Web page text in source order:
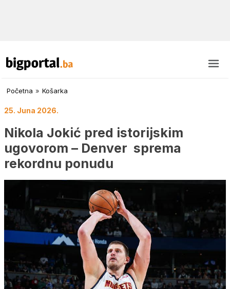
Početna » Košarka
25. Juna 2026.
Nikola Jokić pred istorijskim
ugovorom – Denver sprema
rekordnu ponudu